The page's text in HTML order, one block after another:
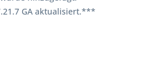
GA aktualisiert.***